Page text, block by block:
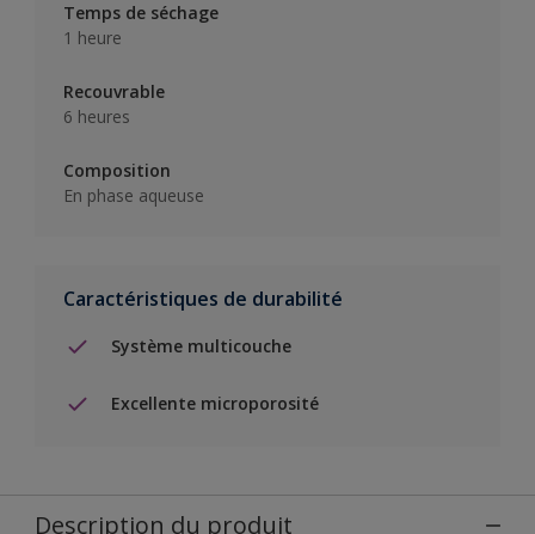
Temps de séchage
1 heure
Recouvrable
6 heures
Composition
En phase aqueuse
Caractéristiques de durabilité
Système multicouche
Excellente microporosité
Description du produit